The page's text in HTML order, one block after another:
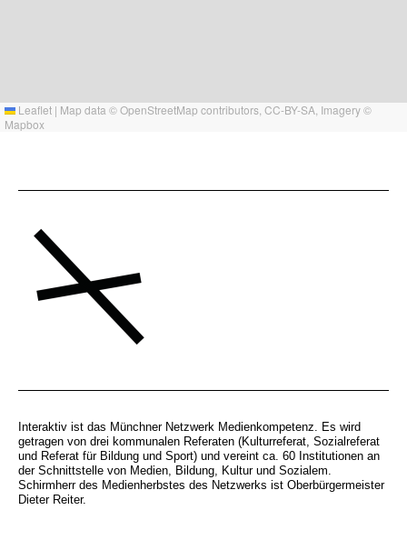
Leaflet | Map data ©OpenStreetMap contributors, CC-BY-SA, Imagery ©
Mapbox
Interaktiv ist das Münchner Netzwerk Medienkompetenz. Es wird
getragen von drei kommunalen Referaten (Kulturreferat, Sozialreferat
und Referat für Bildung und Sport) und vereint ca. 60 Institutionen an
der Schnittstelle von Medien, Bildung, Kultur und Sozialem.
Schirmherr des Medienherbstes des Netzwerks ist Oberbürgermeister
Dieter Reiter.